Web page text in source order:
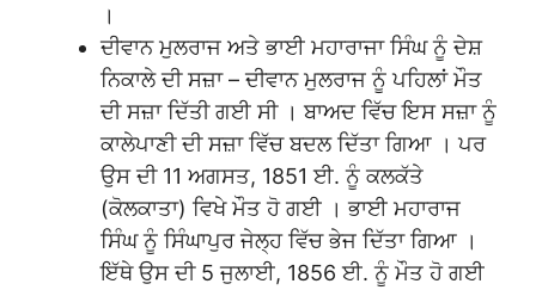
।
ਦੀਵਾਨ ਮੁਲਰਾਜ ਅਤੇ ਭਾਈ ਮਹਾਰਾਜਾ ਸਿੰਘ ਨੂੰ ਦੇਸ਼
ਨਿਕਾਲੇ ਦੀ ਸਜ਼ਾ – ਦੀਵਾਨ ਮੁਲਰਾਜ ਨੂੰ ਪਹਿਲਾਂ ਮੌਤ
ਦੀ ਸਜ਼ਾ ਦਿੱਤੀ ਗਈ ਸੀ । ਬਾਅਦ ਵਿੱਚ ਇਸ ਸਜ਼ਾ ਨੂੰ
ਕਾਲੇਪਾਣੀ ਦੀ ਸਜ਼ਾ ਵਿੱਚ ਬਦਲ ਦਿੱਤਾ ਗਿਆ । ਪਰ
ਉਸ ਦੀ 11 ਅਗਸਤ, 1851 ਈ. ਨੂੰ ਕਲਕੱਤੇ
(ਕੋਲਕਾਤਾ) ਵਿਖੇ ਮੌਤ ਹੋ ਗਈ । ਭਾਈ ਮਹਾਰਾਜ
ਸਿੰਘ ਨੂੰ ਸਿੰਘਾਪੁਰ ਜੇਲ੍ਹ ਵਿੱਚ ਭੇਜ ਦਿੱਤਾ ਗਿਆ ।
ਇੱਥੇ ਉਸ ਦੀ 5 ਜੁਲਾਈ, 1856 ਈ. ਨੂੰ ਮੌਤ ਹੋ ਗਈ